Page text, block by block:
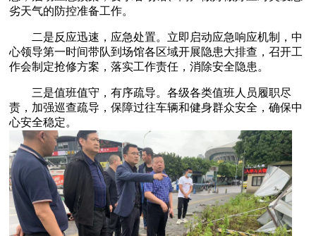
劣天气的防控准备工作。
二是反应迅速，应急处置。立即启动应急响应机制，中
心领导第一时间带队到场馆各区域开展隐患大排查，召开工
作会制定抢修方案，落实工作责任，消除安全隐患。
三是值班值守，有序疏导。各级各类值班人员履职尽
责，加强巡查疏导，保障过往车辆和健身群众安全，确保中
心安全稳定。